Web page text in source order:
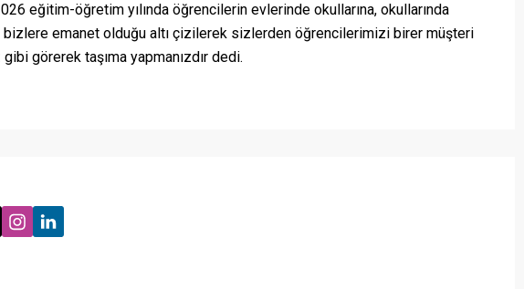
eğitim-öğretim yılında öğrencilerin evlerinde okullarına, okullarında
emanet olduğu altı çizilerek sizlerden öğrencilerimizi birer müşteri
görerek taşıma yapmanızdır dedi.